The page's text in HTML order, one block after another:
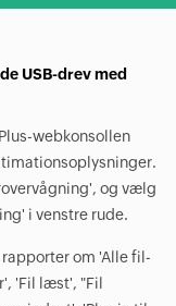
USB-drev med
webkonsollen
og vælg
i venstre rude.
om 'Alle fil-
'Fil læst', "Fil